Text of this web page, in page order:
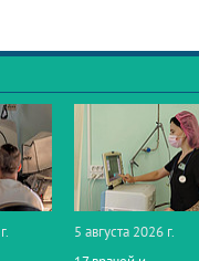
5 августа 2026 г.